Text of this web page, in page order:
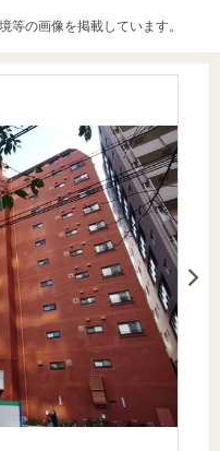
す
事業
件を
探す
住まい1プ
ラス（お
役立ちコ
住まい1プ
ラス（お
役立ちコ
ラム）
ニュース
閉じる
等の画像を掲載しています。